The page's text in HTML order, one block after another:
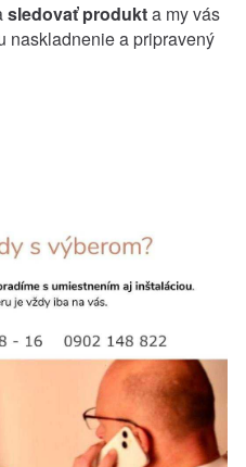
sledovať produkta my vás
naskladnenie a pripravený